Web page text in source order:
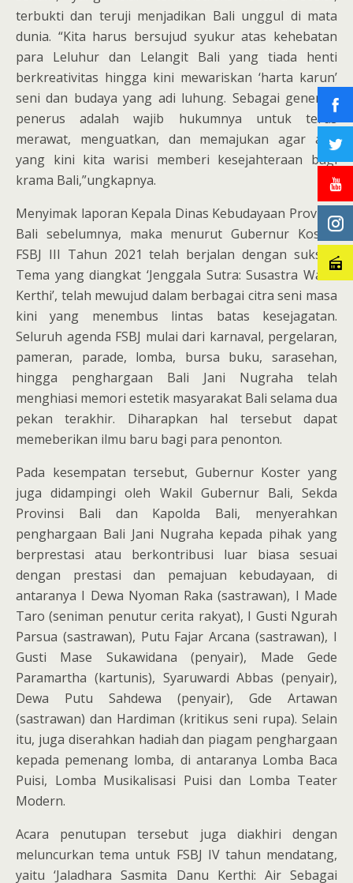
terbukti dan teruji menjadikan Bali unggul di mata
dunia. “Kita harus bersujud syukur atas kehebatan
para Leluhur dan Lelangit Bali yang tiada henti
berkreativitas hingga kini mewariskan ‘harta karun’
seni dan budaya yang adi luhung. Sebagai generasi
penerus adalah wajib hukumnya untuk terus
merawat, menguatkan, dan memajukan agar apa
yang kini kita warisi memberi kesejahteraan bagi
krama Bali,”ungkapnya.
Menyimak laporan Kepala Dinas Kebudayaan Provinsi
Bali sebelumnya, maka menurut Gubernur Koster
FSBJ III Tahun 2021 telah berjalan dengan sukses.
Tema yang diangkat ‘Jenggala Sutra: Susastra Wana
Kerthi’, telah mewujud dalam berbagai citra seni masa
kini yang menembus lintas batas kesejagatan.
Seluruh agenda FSBJ mulai dari karnaval, pergelaran,
pameran, parade, lomba, bursa buku, sarasehan,
hingga penghargaan Bali Jani Nugraha telah
menghiasi memori estetik masyarakat Bali selama dua
pekan terakhir. Diharapkan hal tersebut dapat
memeberikan ilmu baru bagi para penonton.
Pada kesempatan tersebut, Gubernur Koster yang
juga didampingi oleh Wakil Gubernur Bali, Sekda
Provinsi Bali dan Kapolda Bali, menyerahkan
penghargaan Bali Jani Nugraha kepada pihak yang
berprestasi atau berkontribusi luar biasa sesuai
dengan prestasi dan pemajuan kebudayaan, di
antaranya I Dewa Nyoman Raka (sastrawan), I Made
Taro (seniman penutur cerita rakyat), I Gusti Ngurah
Parsua (sastrawan), Putu Fajar Arcana (sastrawan), I
Gusti Mase Sukawidana (penyair), Made Gede
Paramartha (kartunis), Syaruwardi Abbas (penyair),
Dewa Putu Sahdewa (penyair), Gde Artawan
(sastrawan) dan Hardiman (kritikus seni rupa). Selain
itu, juga diserahkan hadiah dan piagam penghargaan
kepada pemenang lomba, di antaranya Lomba Baca
Puisi, Lomba Musikalisasi Puisi dan Lomba Teater
Modern.
Acara penutupan tersebut juga diakhiri dengan
meluncurkan tema untuk FSBJ IV tahun mendatang,
yaitu ‘Jaladhara Sasmita Danu Kerthi: Air Sebagai